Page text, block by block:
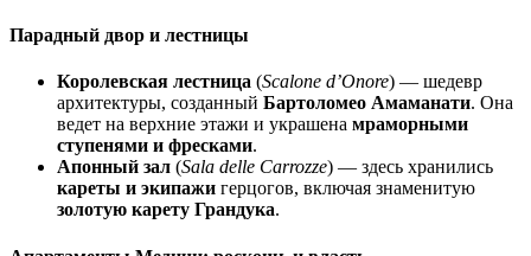
Парадный двор и лестницы
Королевская лестница (Scalone d’Onore) — шедевр
архитектуры, созданный Бартоломео Амаманати. Она
ведет на верхние этажи и украшена мраморными
ступенями и фресками.
Апонный зал (Sala delle Carrozze) — здесь хранились
кареты и экипажи герцогов, включая знаменитую
золотую карету Грандука.